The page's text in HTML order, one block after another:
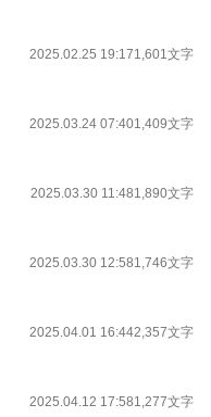
2025.02.25 19:171,601文字
2025.03.24 07:401,409文字
2025.03.30 11:481,890文字
2025.03.30 12:581,746文字
2025.04.01 16:442,357文字
2025.04.12 17:581,277文字